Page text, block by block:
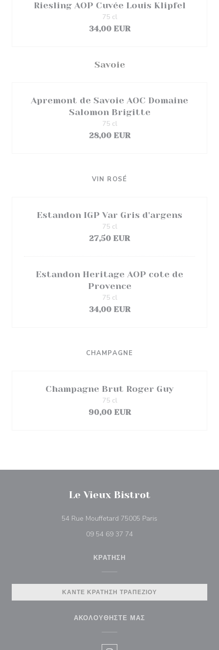
Riesling AOP Cuvée Louis Klipfel
34,00 EUR
75 cl
Savoie
Apremont de Savoie AOC Domaine
Salomon Brigitte
28,00 EUR
75 cl
VIN ROSÉ
Estandon IGP Var Gris d'argens
27,50 EUR
75 cl
Estandon Heritage AOP cote de
Provence
34,00 EUR
75 cl
CHAMPAGNE
Champagne Brut Roger Guy
90,00 EUR
75 cl
Le Vieux Bistrot
54 Rue Mouffetard 75005 Paris
09 54 69 37 74
ΚΡΆΤΗΣΗ
ΚΆΝΤΕ ΚΡΆΤΗΣΗ ΤΡΑΠΕΖΙΟΎ
ΑΚΟΛΟΥΘΉΣΤΕ ΜΑΣ